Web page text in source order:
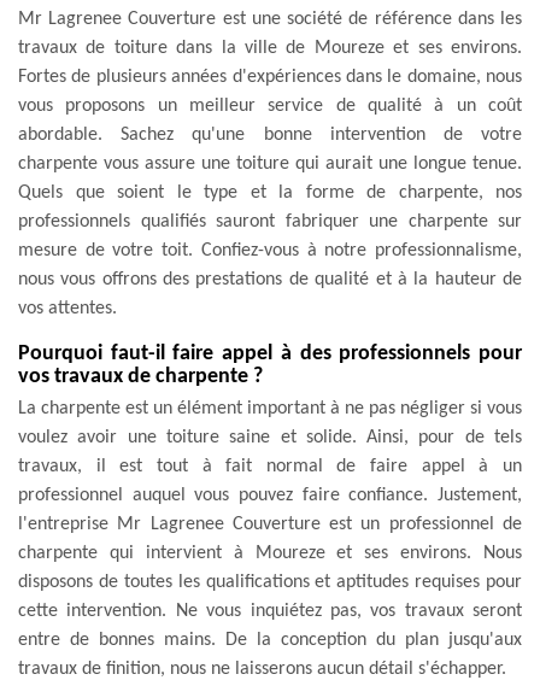
Mr Lagrenee Couverture est une société de référence dans les
travaux de toiture dans la ville de Moureze et ses environs.
Fortes de plusieurs années d'expériences dans le domaine, nous
vous proposons un meilleur service de qualité à un coût
abordable. Sachez qu'une bonne intervention de votre
charpente vous assure une toiture qui aurait une longue tenue.
Quels que soient le type et la forme de charpente, nos
professionnels qualifiés sauront fabriquer une charpente sur
mesure de votre toit. Confiez-vous à notre professionnalisme,
nous vous offrons des prestations de qualité et à la hauteur de
vos attentes.
Pourquoi faut-il faire appel à des professionnels pour
vos travaux de charpente ?
La charpente est un élément important à ne pas négliger si vous
voulez avoir une toiture saine et solide. Ainsi, pour de tels
travaux, il est tout à fait normal de faire appel à un
professionnel auquel vous pouvez faire confiance. Justement,
l'entreprise Mr Lagrenee Couverture est un professionnel de
charpente qui intervient à Moureze et ses environs. Nous
disposons de toutes les qualifications et aptitudes requises pour
cette intervention. Ne vous inquiétez pas, vos travaux seront
entre de bonnes mains. De la conception du plan jusqu'aux
travaux de finition, nous ne laisserons aucun détail s'échapper.